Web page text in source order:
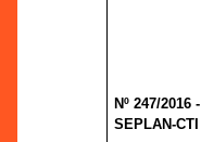
Nº 247/2016 -
SEPLAN-CTI